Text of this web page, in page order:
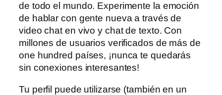
de todo el mundo. Experimente la emoción
de hablar con gente nueva a través de
video chat en vivo y chat de texto. Con
millones de usuarios verificados de más de
one hundred países, ¡nunca te quedarás
sin conexiones interesantes!
Tu perfil puede utilizarse (también en un